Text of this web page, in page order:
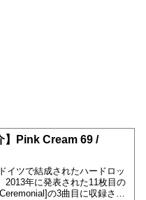
】Pink Cream 69 /
イツで結成されたハードロッ
2013年に発表された11枚目の
の3曲目に収録され